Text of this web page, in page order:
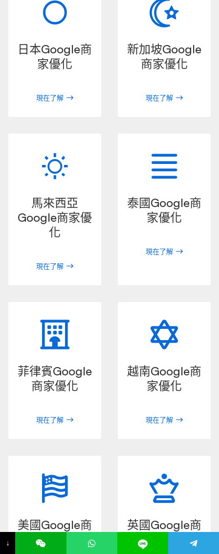
日本Google商
家優化
現在了解
新加坡Google
商家優化
現在了解
馬來西亞
Google商家優
化
現在了解
泰國Google商
家優化
現在了解
菲律賓Google
商家優化
現在了解
越南Google商
家優化
現在了解
美國Google商
家優化
英國Google商
家優化
↓